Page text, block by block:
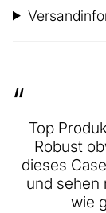
“
Top
Robust
dieses
und sehen
wie